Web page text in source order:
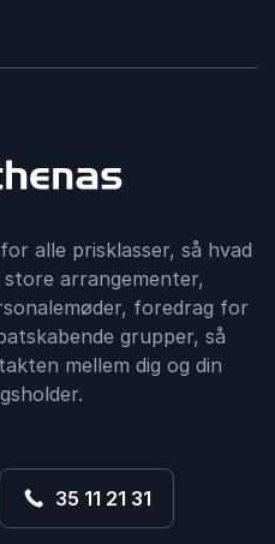
alle prisklasser, så hvad
arrangementer,
foredrag for
grupper, så
mellem dig og din
35 11 21 31